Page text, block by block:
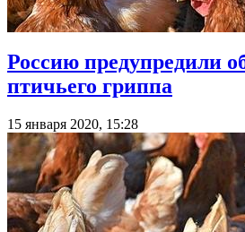
Россию предупредили
птичьего гриппа
15 января 2020, 15:28